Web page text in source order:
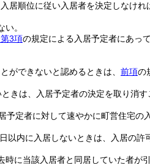
居順位に従い入居者を決定しなけれ
。
3項の規定による入居予定者にあっ
ができないと認めるときは、 前項の
きは、入居予定者の決定を取り消す
予定者に対して速やかに町営住宅の
以内に入居しないときは、入居の許
に当該入居者と同居していた者が